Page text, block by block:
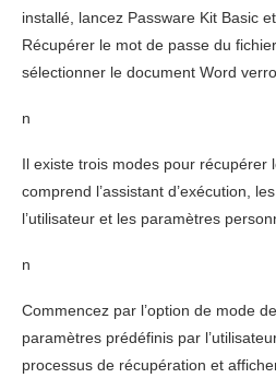
installé, lancez Passware Kit Basic
Récupérer le mot de passe du
sélectionner le document Word
n
Il existe trois modes pour récupérer
comprend l’assistant d’exécution,
l’utilisateur et les paramètres
n
Commencez par l’option de mode
paramètres prédéfinis par
processus de récupération et